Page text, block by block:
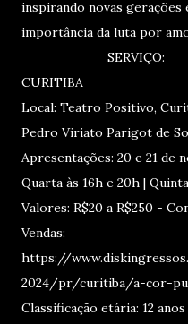
inspirando novas
importância da luta
SERVIÇO:
CURITIBA
Local: Teatro Positivo,
Pedro Viriato Parigot de
Apresentações: 20 e 21 de
Quarta às 16h e 20h |
Valores: R$20 a R$250 -
Vendas:
https://
2024/pr/curitiba/a-cor-
Classificação etária: 12 anos